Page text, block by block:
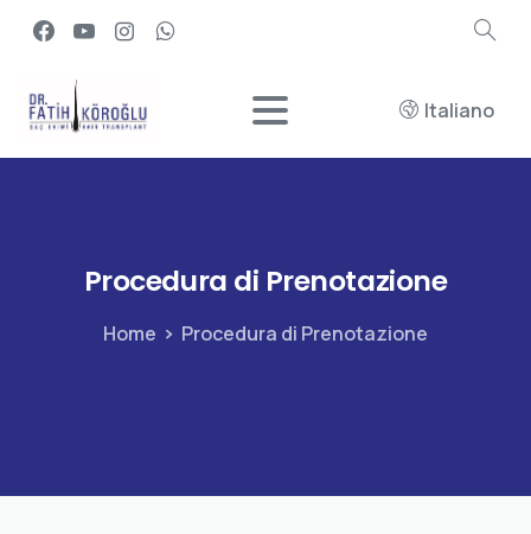
Italiano
Procedura di Prenotazione
Home Procedura di Prenotazione